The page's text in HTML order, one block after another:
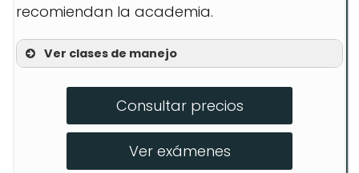
recomiendan la academia.
Ver clases de manejo
Preparación para Exámenes
Programas Intensivos
Consultar precios
Ver exámenes